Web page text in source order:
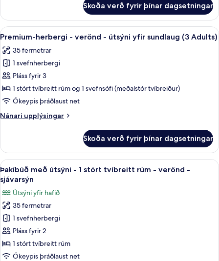
sundlaug
(2
Adults
+
1
Child)
herbergi
verönd
útsýni
yfir
(2
Adults
Child)
Skoða verð fyrir þínar dagsetningar
Skoða
allar
myndir
fyrir
Premium-
herbergi
-
-
sundlaug
(3
Adults)
Míníbar, skrifborð, myrkratjöld/-
5
Premium-herbergi - verönd - útsýni yfir sundlaug (3 Adults)
35 fermetrar
1 svefnherbergi
Pláss fyrir 3
1 stórt tvíbreitt rúm og 1 svefnsófi (meðalstór tvíbreiður)
Ókeypis þráðlaust net
Nánari upplýsingar
Nánari
herbergi
verönd
-
útsýni
yfir
sundlaug
(3
Adults)
Skoða verð fyrir þínar dagsetningar
Skoða
allar
myndir
fyrir
Þakíbúð
með
útsýni
-
1
Þakíbúð með útsýni - 1 stórt
2
Þakíbúð með útsýni - 1 stórt tvíbreitt rúm - verönd -
sjávarsýn
Útsýni yfir hafið
35 fermetrar
1 svefnherbergi
Pláss fyrir 2
1 stórt tvíbreitt rúm
Ókeypis þráðlaust net